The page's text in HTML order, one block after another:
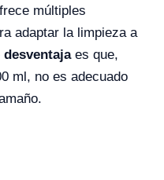
múltiples
adaptar la limpieza a
desventajaes que,
ml, no es adecuado